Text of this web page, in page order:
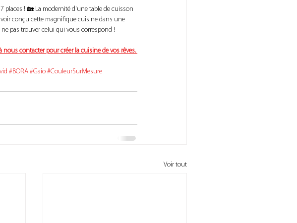
places ! 🏡 La modernité d'une table de cuisson
conçu cette magnifique cuisine dans une
pas trouver celui qui vous correspond !
nous contacter pour créer la cuisine de vos rêves.
#BORA #Gaio #CouleurSurMesure
Voir tout